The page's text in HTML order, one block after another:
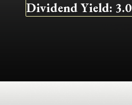
Dividend Yield: